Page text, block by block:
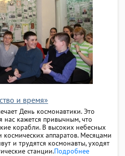
и время»
День космонавтики. Это
нас кажется привычным, что
корабли. В высоких небесных
космических аппаратов. Месяцами
и трудятся космонавты, уходят
станции.Подробнее